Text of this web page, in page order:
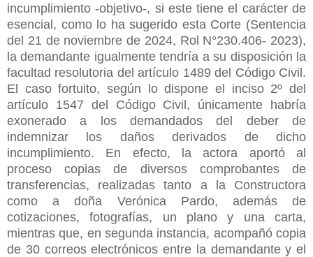
incumplimiento -objetivo-, si este tiene el carácter de
esencial, como lo ha sugerido esta Corte (Sentencia
del 21 de noviembre de 2024, Rol N°230.406- 2023),
la demandante igualmente tendría a su disposición la
facultad resolutoria del artículo 1489 del Código Civil.
El caso fortuito, según lo dispone el inciso 2º del
artículo 1547 del Código Civil, únicamente habría
exonerado a los demandados del deber de
indemnizar los daños derivados de dicho
incumplimiento. En efecto, la actora aportó al
proceso copias de diversos comprobantes de
transferencias, realizadas tanto a la Constructora
como a doña Verónica Pardo, además de
cotizaciones, fotografías, un plano y una carta,
mientras que, en segunda instancia, acompañó copia
de 30 correos electrónicos entre la demandante y el